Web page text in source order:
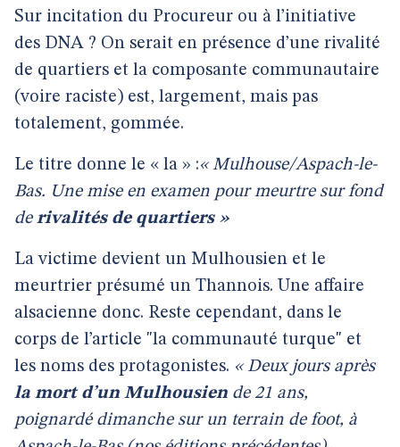
Sur incitation du Procureur ou à l’initiative
des DNA ? On serait en présence d’une rivalité
de quartiers et la composante communautaire
(voire raciste) est, largement, mais pas
totalement, gommée.
Le titre donne le « la » :« Mulhouse/Aspach-le-
Bas. Une mise en examen pour meurtre sur fond
de rivalités de quartiers »
La victime devient un Mulhousien et le
meurtrier présumé un Thannois. Une affaire
alsacienne donc. Reste cependant, dans le
corps de l’article "la communauté turque" et
les noms des protagonistes. « Deux jours après
la mort d’un Mulhousien de 21 ans,
poignardé dimanche sur un terrain de foot, à